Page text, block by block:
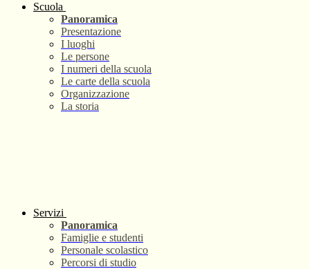
Scuola
Panoramica
Presentazione
I luoghi
Le persone
I numeri della scuola
Le carte della scuola
Organizzazione
La storia
Servizi
Panoramica
Famiglie e studenti
Personale scolastico
Percorsi di studio